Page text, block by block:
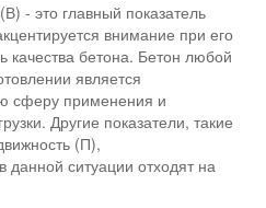
- это главный показатель
внимание при его
качества бетона. Бетон любой
является
сферу применения и
Другие показатели, такие
(П),
данной ситуации отходят на